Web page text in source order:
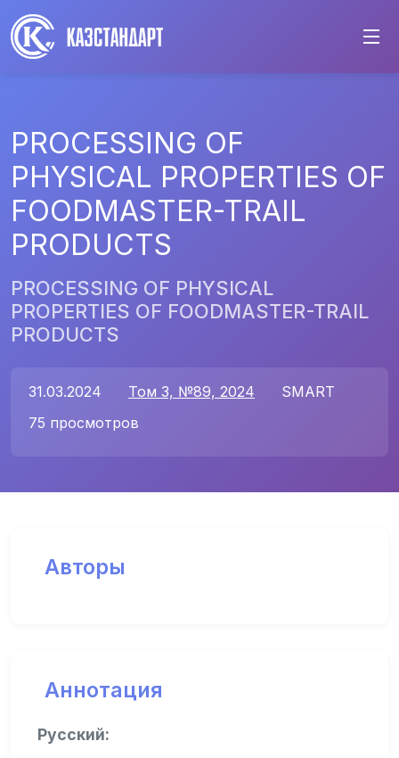
PROCESSING OF
PHYSICAL PROPERTIES OF
FOODMASTER-TRAIL
PRODUCTS
PROCESSING OF PHYSICAL
PROPERTIES OF FOODMASTER-TRAIL
PRODUCTS
31.03.2024 Том 3, №89, 2024
SMART
75 просмотров
Авторы
Аннотация
Русский: